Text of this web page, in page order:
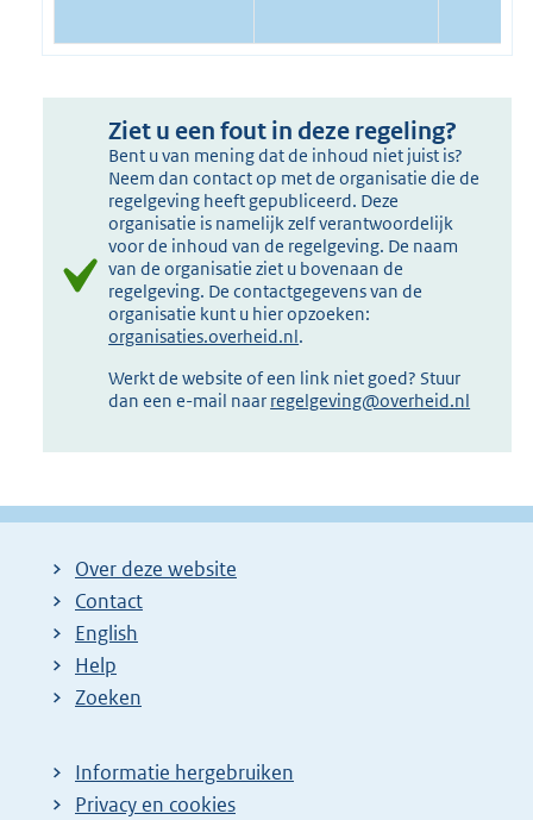
Ziet u een fout in deze regeling?
Bent u van mening dat de inhoud niet juist is?
Neem dan contact op met de organisatie die de
regelgeving heeft gepubliceerd. Deze
organisatie is namelijk zelf verantwoordelijk
voor de inhoud van de regelgeving. De naam
van de organisatie ziet u bovenaan de
regelgeving. De contactgegevens van de
organisatie kunt u hier opzoeken:
organisaties.overheid.nl.
Werkt de website of een link niet goed? Stuur
dan een e-mail naar regelgeving@overheid.nl
Over deze website
Contact
English
Help
Zoeken
Informatie hergebruiken
Privacy en cookies